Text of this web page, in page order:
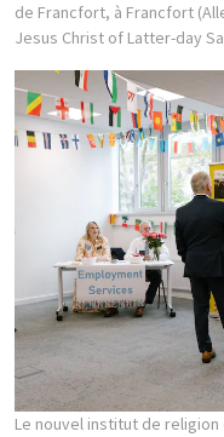
de Francfort, à Francfort
Jesus Christ of Latter-day
Le nouvel institut de